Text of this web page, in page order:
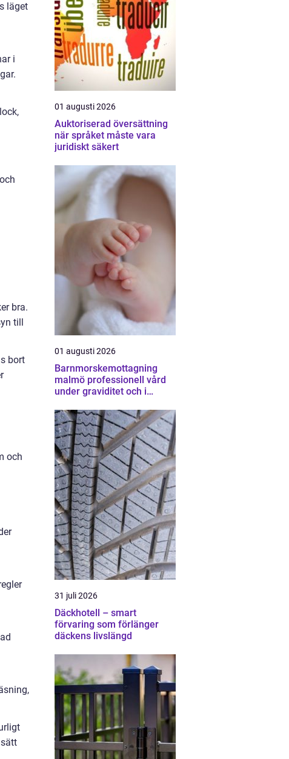
läget
i
bra.
till
bort
och
01 augusti 2026
Auktoriserad översättning
när språket måste vara
juridiskt säkert
01 augusti 2026
Barnmorskemottagning
malmö professionell vård
under graviditet och i
31 juli 2026
Däckhotell – smart
förvaring som förlänger
däckens livslängd